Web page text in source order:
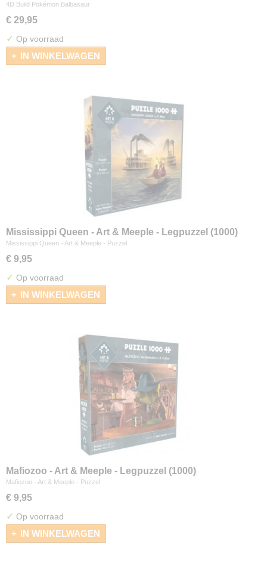
4D Build Pokémon Balbasaur
€ 29,95
✓ Op voorraad
IN WINKELWAGEN
Mississippi Queen - Art & Meeple - Legpuzzel (1000)
Mississippi Queen - Art & Meeple - Puzzel
€ 9,95
✓ Op voorraad
IN WINKELWAGEN
Mafiozoo - Art & Meeple - Legpuzzel (1000)
Mafiozoo - Art & Meeple - Puzzel
€ 9,95
✓ Op voorraad
IN WINKELWAGEN